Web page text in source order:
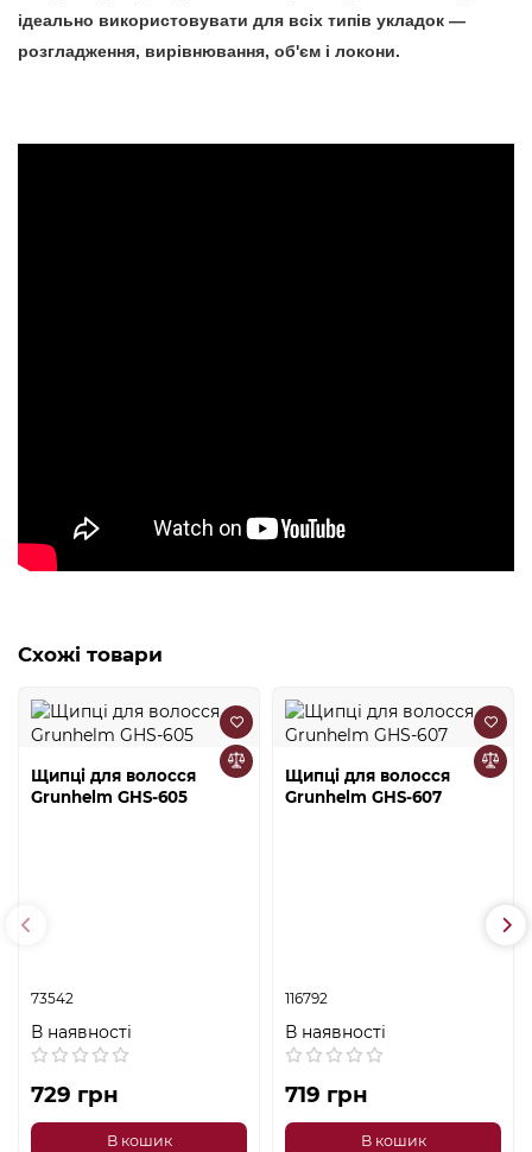
ідеально використовувати для всіх типів укладок —
розгладження, вирівнювання, об'єм і локони.
Схожі товари
Щипці для волосся
Grunhelm GHS-605
73542
В наявності
729 грн
В кошик
Щипці для волосся
Grunhelm GHS-607
116792
В наявності
719 грн
В кошик